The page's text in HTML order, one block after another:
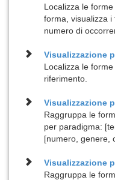
Localizza le
forma, visualizza
numero di
Visualizzazione
Localizza le
riferimento.
Visualizzazione
Raggruppa le
per paradigma:
[numero, genere,
Visualizzazione
Raggruppa le